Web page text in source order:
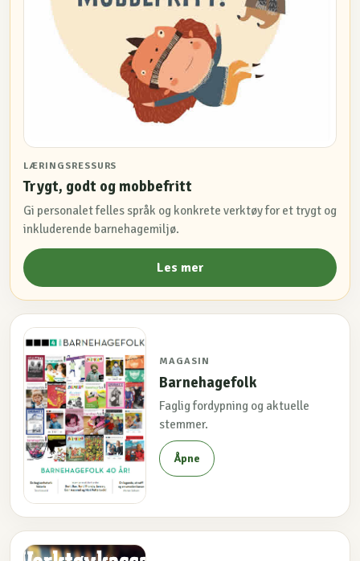
LÆRINGSRESSURS
Trygt, godt og mobbefritt
Gi personalet felles språk og konkrete verktøy for et trygt og
inkluderende barnehagemiljø.
Les mer
MAGASIN
Barnehagefolk
Faglig fordypning og aktuelle
stemmer.
Åpne